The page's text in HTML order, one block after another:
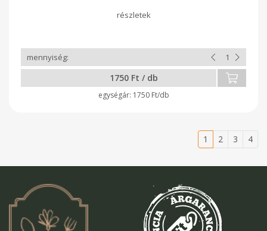
egy kiadós családi vacsorához.
1750 Ft / db
1750 Ft/db
1 2 3 4